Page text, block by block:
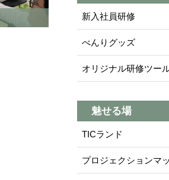
新入社員研修
べんりグッズ
オリジナル研修ツー
魅せる場
TICランド
プロジェクションマ